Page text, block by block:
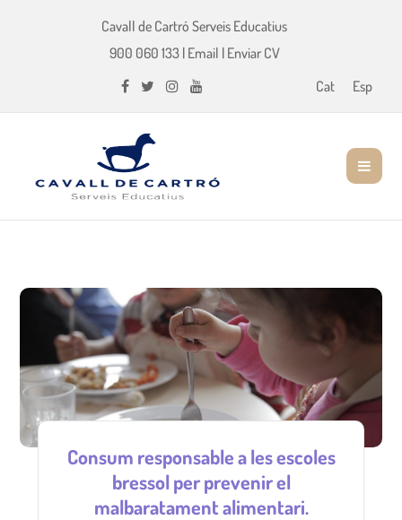
Cavall de Cartró Serveis Educatius
900 060 133| Email | Enviar CV
Cat
Esp
Consum responsable a les escoles
bressol per prevenir el
malbaratament alimentari.